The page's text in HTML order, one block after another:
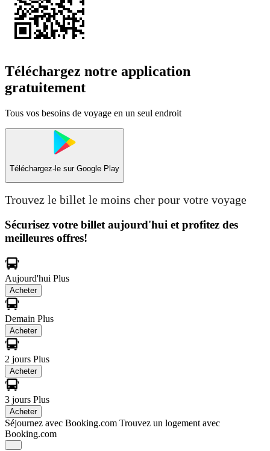
Téléchargez notre application
gratuitement
Tous vos besoins de voyage en un seul endroit
Téléchargez-le sur Google Play
Trouvez le billet le moins cher pour votre voyage
Sécurisez votre billet aujourd'hui et profitez des
meilleures offres!
Aujourd'hui Plus
Acheter
Demain Plus
Acheter
2 jours Plus
Acheter
3 jours Plus
Acheter
Séjournez avec Booking.com Trouvez un logement avec
Booking.com